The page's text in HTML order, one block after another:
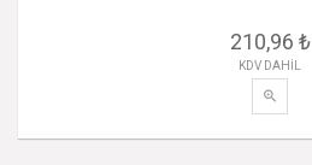
210,96 ₺
KDV DAHİL